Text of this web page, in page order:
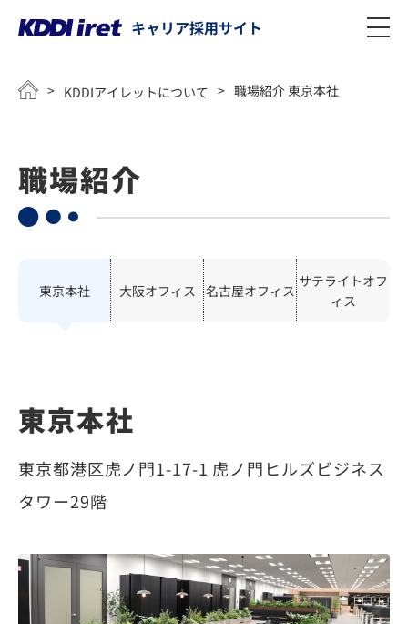
キャリア採用サイト
> KDDIアイレットについて > 職場紹介 東京本社
職場紹介
東京本社 大阪オフィス 名古屋オフィス
サテライトオフ
ィス
東京本社
東京都港区虎ノ門1-17-1 虎ノ門ヒルズビジネス
タワー29階